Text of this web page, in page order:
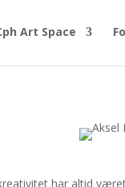
Art Space
har altid